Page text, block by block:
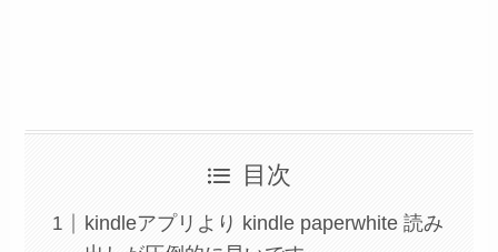
目次
kindleアプリより kindle paperwhite 読み